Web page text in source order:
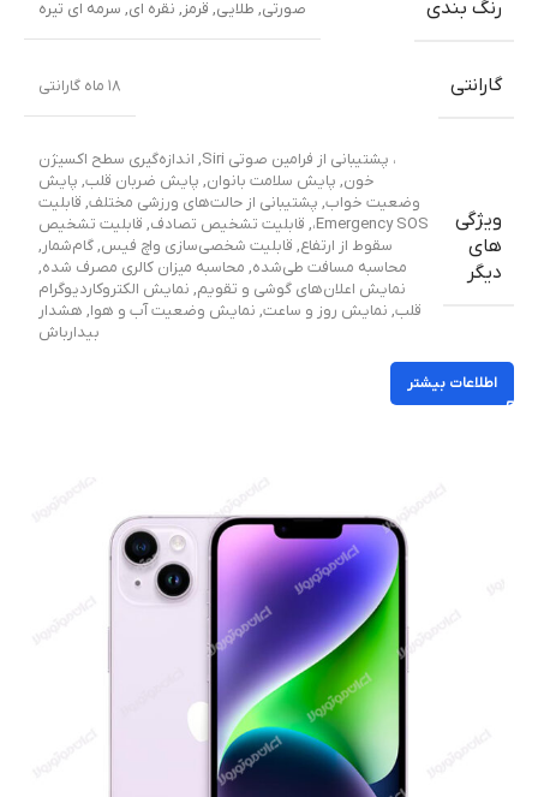
رنگ بندی صورتی, طلایی, قرمز, نقره ای, سرمه ای تیره
گارانتی ۱۸ ماه گارانتی
ویژگی
های
دیگر
، پشتیبانی از فرامین صوتی Siri , اندازه‌گیری سطح اکسیژن
خون, پایش سلامت بانوان, پایش ضربان قلب, پایش
وضعیت خواب, پشتیبانی از حالت‌های ورزشی مختلف, قابلیت
Emergency SOS، , قابلیت تشخیص تصادف, قابلیت تشخیص
سقوط از ارتفاع, قابلیت شخصی‌سازی واچ فیس,گام‌شمار,
محاسبه مسافت طی‌شده, محاسبه میزان کالری مصرف شده,
نمایش اعلان‌های گوشی و تقویم, نمایش الکتروکاردیوگرام
قلب, نمایش روز و ساعت, نمایش وضعیت آب و هوا, هشدار
بیدارباش
اطلاعات بیشتر